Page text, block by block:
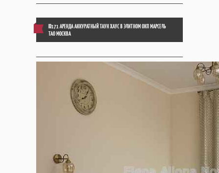
ID171 АРЕНДА АККУРАТНЫЙ ТАУН ХАУС В ЭЛИТНОМ ОКП МАРСЕЛЬ
ТАО МОСКВА